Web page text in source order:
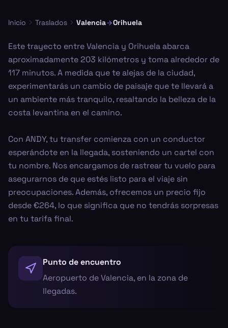
Inicio Traslados Valencia Orihuela
Este trayecto entre Valencia y Orihuela abarca
aproximadamente 203 kilómetros y toma alrededor de
117 minutos. A medida que te alejas de la ciudad,
experimentarás un cambio de paisaje que te llevará a
un ambiente más tranquilo, resaltando la belleza de la
costa levantina en el camino.
Con ANDY, tu transfer comienza con un conductor
esperándote en la llegada, sosteniendo un cartel con
tu nombre. Nos encargamos de rastrear tu vuelo para
asegurarnos de que estés listo para el viaje sin
preocupaciones. Además, ofrecemos un precio fijo
desde €264, lo que significa que no tendrás sorpresas
en tu tarifa final.
Punto de encuentro
Aeropuerto de Valencia, en la zona de
llegadas.